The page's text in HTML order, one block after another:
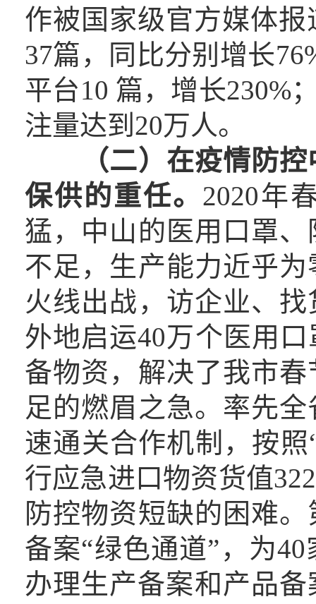
作被国家级官方媒体
37篇，同比分别增长
平台10 篇，增长230%
注量达到20万人。
（二）在疫情防
保供的重任。 2020年
猛，中山的医用口罩
不足，生产能力近乎
火线出战，访企业、
外地启运40万个医用
备物资，解决了我市
足的燃眉之急。率先
速通关合作机制，按
行应急进口物资货值
防控物资短缺的困难
备案“绿色通道”，为
办理生产备案和产品